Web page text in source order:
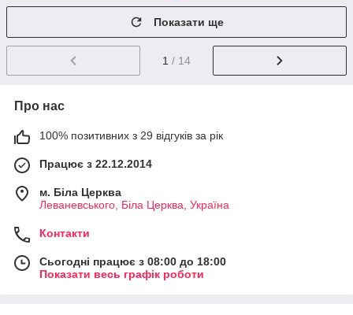
Показати ще
1 / 14
Про нас
100% позитивних з 29 відгуків за рік
Працює з 22.12.2014
м. Біла Церква
Леваневського, Біла Церква, Україна
Контакти
Сьогодні працює з 08:00 до 18:00
Показати весь графік роботи